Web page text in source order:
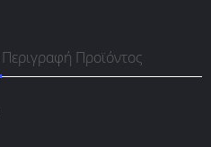
Περιγραφή Προϊόντος